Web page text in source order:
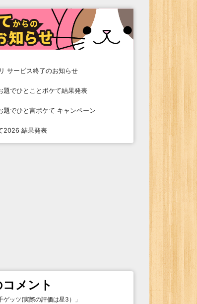
サービス終了のお知らせ
題でひとことボケて結果発表
題でひと言ボケて キャンペーン
2026 結果発表
メント
ゲッツ(実際の評価は星3）
」